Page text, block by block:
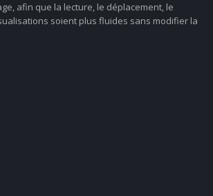
afin que la lecture, le déplacement, le
soient plus fluides sans modifier la